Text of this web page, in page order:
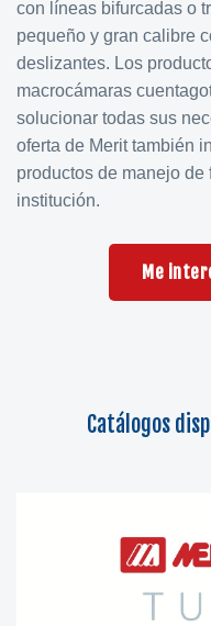
con líneas bifurcadas o
pequeño y gran calibre
deslizantes. Los
macrocámaras
solucionar todas sus
oferta de Merit también
productos de manejo
institución.
Me
Catálogos